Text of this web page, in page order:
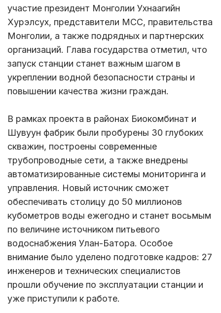
участие президент Монголии Ухнаагийн
Хурэлсух, представители MCC, правительства
Монголии, а также подрядных и партнерских
организаций. Глава государства отметил, что
запуск станции станет важным шагом в
укреплении водной безопасности страны и
повышении качества жизни граждан.
В рамках проекта в районах Биокомбинат и
Шувуун фабрик были пробурены 30 глубоких
скважин, построены современные
трубопроводные сети, а также внедрены
автоматизированные системы мониторинга и
управления. Новый источник сможет
обеспечивать столицу до 50 миллионов
кубометров воды ежегодно и станет восьмым
по величине источником питьевого
водоснабжения Улан-Батора. Особое
внимание было уделено подготовке кадров: 27
инженеров и технических специалистов
прошли обучение по эксплуатации станции и
уже приступили к работе.